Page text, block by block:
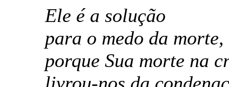
Ele é a solução
para o medo da morte,
porque Sua morte na